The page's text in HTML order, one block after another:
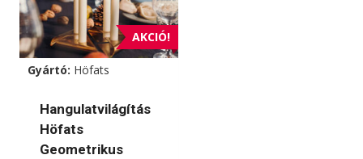
AKCIÓ!
Gyártó: Höfats
Hangulatvilágítás
Höfats
Geometrikus